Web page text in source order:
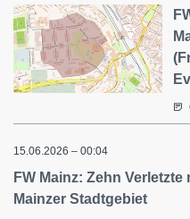
15.06.2026 – 00:04
FW Mainz: Zehn
Mainzer Stadtgebiet